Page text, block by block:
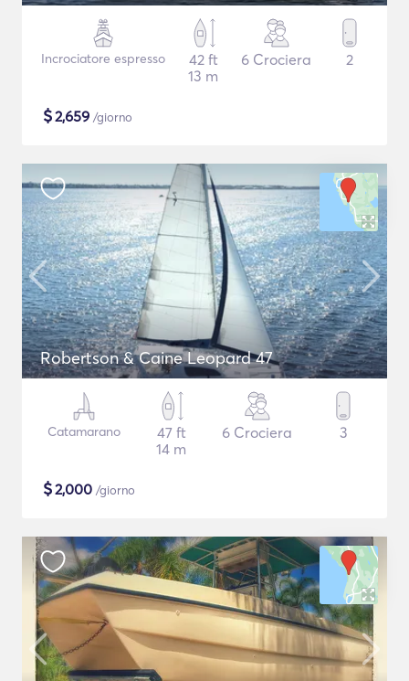
Incrociatore espresso
42 ft
13 m
6 Crociera 2
$2,659 /giorno
Robertson & Caine Leopard 47
Catamarano
47 ft
14 m
6 Crociera 3
$2,000 /giorno